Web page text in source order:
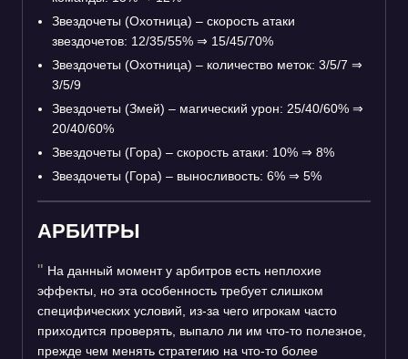
Звездочеты (Охотница) – скорость атаки
звездочетов: 12/35/55% ⇒ 15/45/70%
Звездочеты (Охотница) – количество меток: 3/5/7 ⇒
3/5/9
Звездочеты (Змей) – магический урон: 25/40/60% ⇒
20/40/60%
Звездочеты (Гора) – скорость атаки: 10% ⇒ 8%
Звездочеты (Гора) – выносливость: 6% ⇒ 5%
АРБИТРЫ
На данный момент у арбитров есть неплохие
эффекты, но эта особенность требует слишком
специфических условий, из-за чего игрокам часто
приходится проверять, выпало ли им что-то полезное,
прежде чем менять стратегию на что-то более